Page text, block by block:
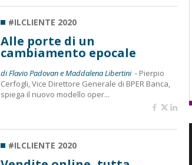
#ILCLIENTE 2020
Alle porte di un
cambiamento epocale
di Flavio Padovan e Maddalena Libertini - Pierpio
Cerfogli, Vice Direttore Generale di BPER Banca,
spiega il nuovo modello oper...
#ILCLIENTE 2020